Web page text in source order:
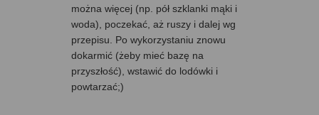
można więcej (np. pół szklanki mąki i
woda), poczekać, aż ruszy i dalej wg
przepisu. Po wykorzystaniu znowu
dokarmić (żeby mieć bazę na
przyszłość), wstawić do lodówki i
powtarzać;)